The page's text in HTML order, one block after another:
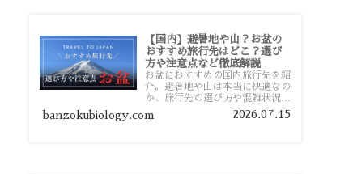
【国内】避暑地や山？お盆の
おすすめ旅行先はどこ？選び
方や注意点など徹底解説
お盆におすすめの国内旅行先を紹
介。避暑地や山は本当に快適なの
か、旅行先の選び方や混雑状況、
注意点、比較的混雑を避けやすい
おすすめスポットまで旅行前に役
banzokubiology.com 2026.07.15